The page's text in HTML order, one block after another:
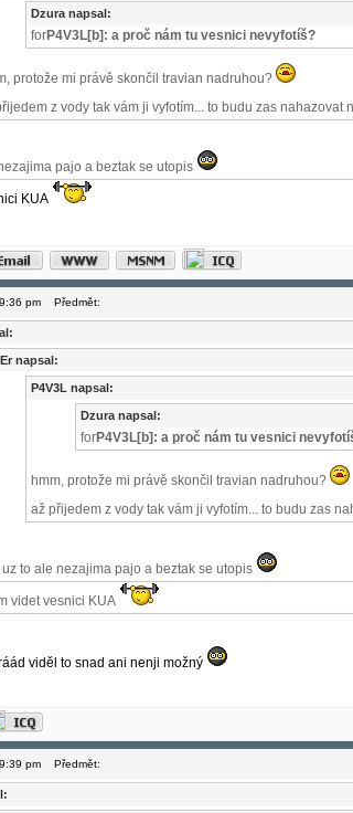
Dzura napsal:
forP4V3L[b]: a proč nám tu vesnici nevyfotíš?
protože mi právě skončil travian nadruhou?
z vody tak vám ji vyfotím... to budu zas nahazovat
pajo a beztak se utopis
KUA
pm Předmět:
napsal:
P4V3L napsal:
Dzura napsal:
forP4V3L[b]: a proč nám tu vesnici
hmm, protože mi právě skončil travian nadruhou?
až přijedem z vody tak vám ji vyfotím... to budu zas
to ale nezajima pajo a beztak se utopis
videt vesnici KUA
viděl to snad ani nenji možný
pm Předmět: